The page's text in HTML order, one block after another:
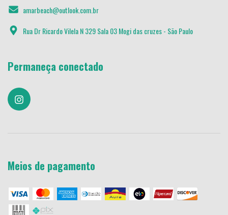
amarbeach@outlook.com.br
Rua Dr Ricardo Vilela N 329 Sala 03 Mogi das cruzes - São Paulo
Permaneça conectado
Meios de pagamento